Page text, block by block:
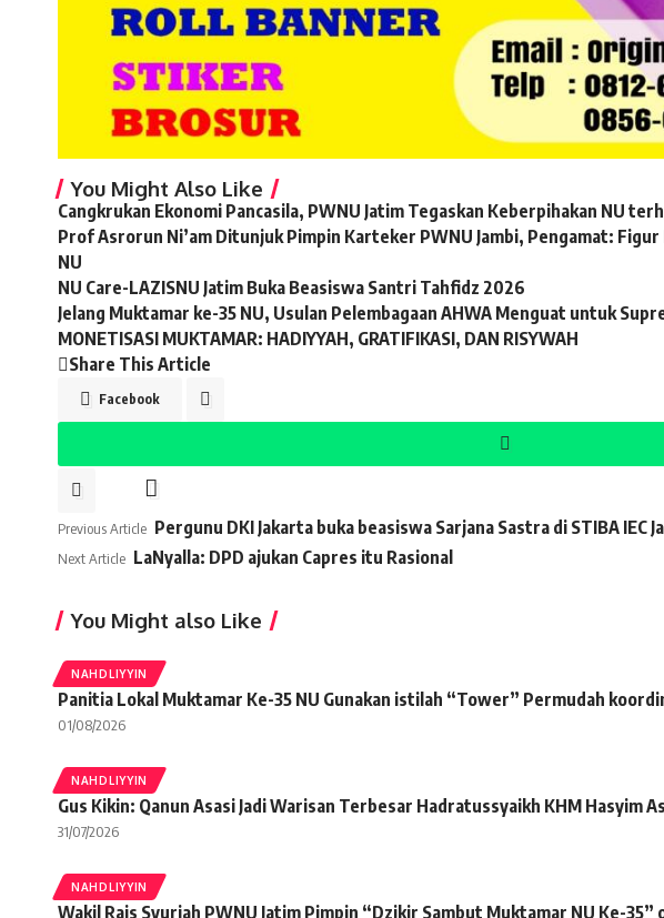
You Might Also Like
Cangkrukan Ekonomi Pancasila, PWNU Jatim Tegaskan Keberpihakan NU
Prof Asrorun Ni’am Ditunjuk Pimpin Karteker PWNU Jambi, Pengamat:
NU
NU Care-LAZISNU Jatim Buka Beasiswa Santri Tahfidz 2026
Jelang Muktamar ke-35 NU, Usulan Pelembagaan AHWA Menguat untuk
MONETISASI MUKTAMAR: HADIYYAH, GRATIFIKASI, DAN RISYWAH
Share This Article
Facebook
Previous Article Pergunu DKI Jakarta buka beasiswa Sarjana Sastra di STIBA IEC
Next Article LaNyalla: DPD ajukan Capres itu Rasional
You Might also Like
NAHDLIYYIN
Panitia Lokal Muktamar Ke-35 NU Gunakan istilah “Tower” Permudah
01/08/2026
NAHDLIYYIN
Gus Kikin: Qanun Asasi Jadi Warisan Terbesar Hadratussyaikh KHM Hasyim
31/07/2026
NAHDLIYYIN
Wakil Rais Syuriah PWNU Jatim Pimpin “Dzikir Sambut Muktamar NU Ke-35”